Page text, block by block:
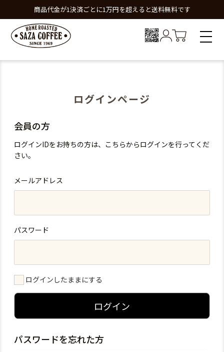
商品代金が1決済ごとに1万円を超えると送料無料です
ログインページ
会員の方
ログインIDをお持ちの方は、こちらからログインを行ってくだ
さい。
メールアドレス
パスワード
ログインしたままにする
ログイン
パスワードを忘れた方